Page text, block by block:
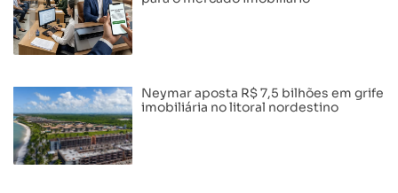
Neymar aposta R$ 7,5 bilhões em grife
imobiliária no litoral nordestino